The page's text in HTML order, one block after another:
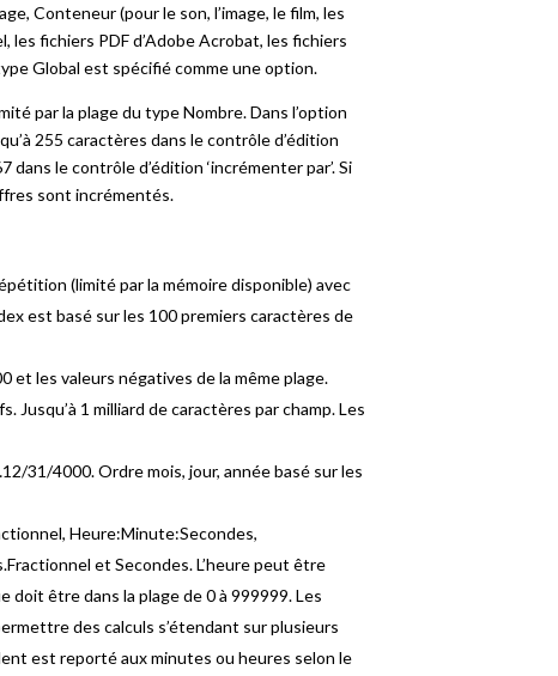
Conteneur (pour le son, l’image, le film, les
fichiers PDF d’Adobe Acrobat, les fichiers
Global est spécifié comme une option.
par la plage du type Nombre. Dans l’option
255 caractères dans le contrôle d’édition
dans le contrôle d’édition ‘incrémenter par’. Si
sont incrémentés.
(limité par la mémoire disponible) avec
est basé sur les 100 premiers caractères de
et les valeurs négatives de la même plage.
Jusqu’à 1 milliard de caractères par champ. Les
31/4000. Ordre mois, jour, année basé sur les
Heure:Minute:Secondes,
et Secondes. L’heure peut être
doit être dans la plage de 0 à 999999. Les
des calculs s’étendant sur plusieurs
est reporté aux minutes ou heures selon le